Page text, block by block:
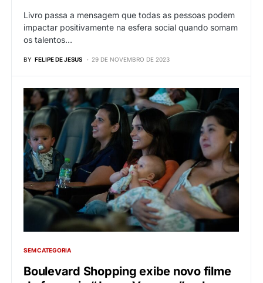
Livro passa a mensagem que todas as pessoas podem
impactar positivamente na esfera social quando somam
os talentos…
BY FELIPE DE JESUS 29 DE NOVEMBRO DE 2023
SEM CATEGORIA
Boulevard Shopping exibe novo filme